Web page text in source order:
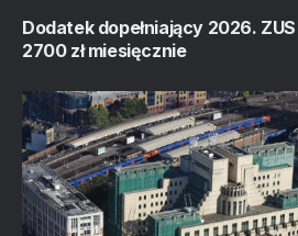
Dodatek dopełniający 2026.
2700 zł miesięcznie